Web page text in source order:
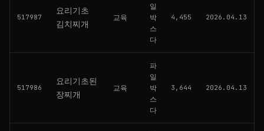
517987
요리기초
김치찌개
교육
일
박
스
다
4,455 2026.04.13
517986
요리기초된
장찌개
교육
파
일
박
스
다
3,644 2026.04.13